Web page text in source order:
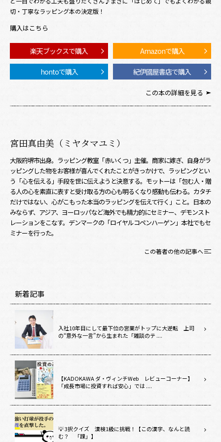
切・丁寧なラッピング本の決定版！
購入はこちら
楽天ブックスで購入 Amazonで購入
hontoで購入 紀伊國屋書店で購入
この本の詳細を見る
宮田真由美（ミヤタマユミ）
大阪府堺市出身。ラッピング教室「赤いくつ」主催。商家に嫁ぎ、自身がラ
ッピングした物をお客様が喜んでくれたことがきっかけで、ラッピングとい
う「心を伝える」手段を世に伝えようと決意する。モットーは「包む人・贈
る人の心を素直に表すと受け取る方の心も明るくなり感動も伝わる。カタチ
だけではない、心がこもった本当のラッピングを伝えて行く」こと。日本の
みならず、アジア、ヨーロッパなど海外でも精力的にセミナー、デモンスト
レーションをこなす。デンマークの「ロイヤルコペンハーゲン」本社でもセ
ミナーを行った。
この著者の他の記事へ
新着記事
入社10年目にして最下位の営業がトップに大逆転 上司
の“意外な一言”から生まれた「雑談のテ ....
【KADOKAWA ダ・ヴィンチWeb レビューコーナー】
「成長市場に投資すれば安心」では ....
💡 3択クイズ 漢検1級に挑戦！【この漢字、なんと読
む？ 「踝」】